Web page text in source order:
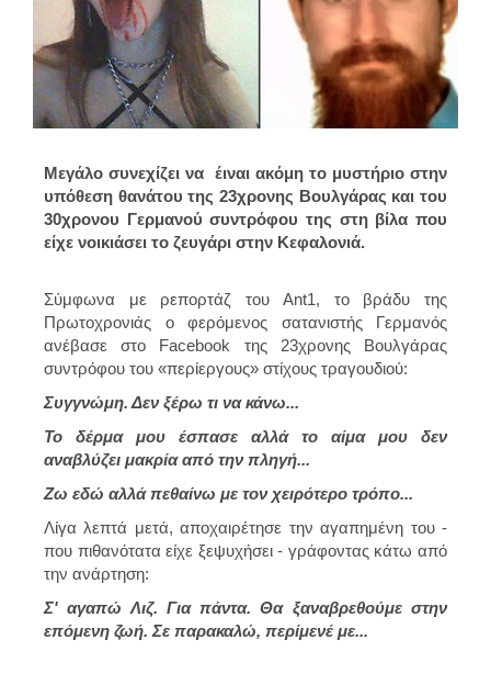
Μεγάλο συνεχίζει να έιναι ακόμη το μυστήριο στην
υπόθεση θανάτου της 23χρονης Βουλγάρας και του
30χρονου Γερμανού συντρόφου της στη βίλα που
είχε νοικιάσει το ζευγάρι στην Κεφαλονιά.
Σύμφωνα με ρεπορτάζ του Ant1, το βράδυ της
Πρωτοχρονιάς ο φερόμενος σατανιστής Γερμανός
ανέβασε στο Facebook της 23χρονης Βουλγάρας
συντρόφου του «περίεργους» στίχους τραγουδιού:
Συγγνώμη. Δεν ξέρω τι να κάνω...
Το δέρμα μου έσπασε αλλά το αίμα μου δεν
αναβλύζει μακρία από την πληγή...
Ζω εδώ αλλά πεθαίνω με τον χειρότερο τρόπο...
Λίγα λεπτά μετά, αποχαιρέτησε την αγαπημένη του -
που πιθανότατα είχε ξεψυχήσει - γράφοντας κάτω από
την ανάρτηση:
Σ' αγαπώ Λιζ. Για πάντα. Θα ξαναβρεθούμε στην
επόμενη ζωή. Σε παρακαλώ, περίμενέ με...